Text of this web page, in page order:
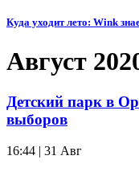
Куда уходит лето: Wink
Август
Детский парк в
выборов
16:44 | 31 Авг